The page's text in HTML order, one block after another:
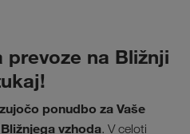
prevoze na Bližnji
ponudbo za Vaše
vzhoda. V celoti